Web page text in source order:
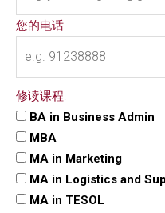
您的电话
修读课程:
BA in Business Admin
MBA
MA in Marketing
MA in Logistics and
MA in TESOL